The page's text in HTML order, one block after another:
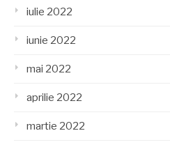
iulie 2022
iunie 2022
mai 2022
aprilie 2022
martie 2022